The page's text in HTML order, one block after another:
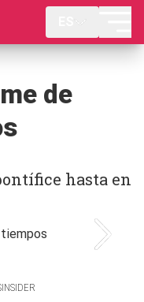
de
hasta en